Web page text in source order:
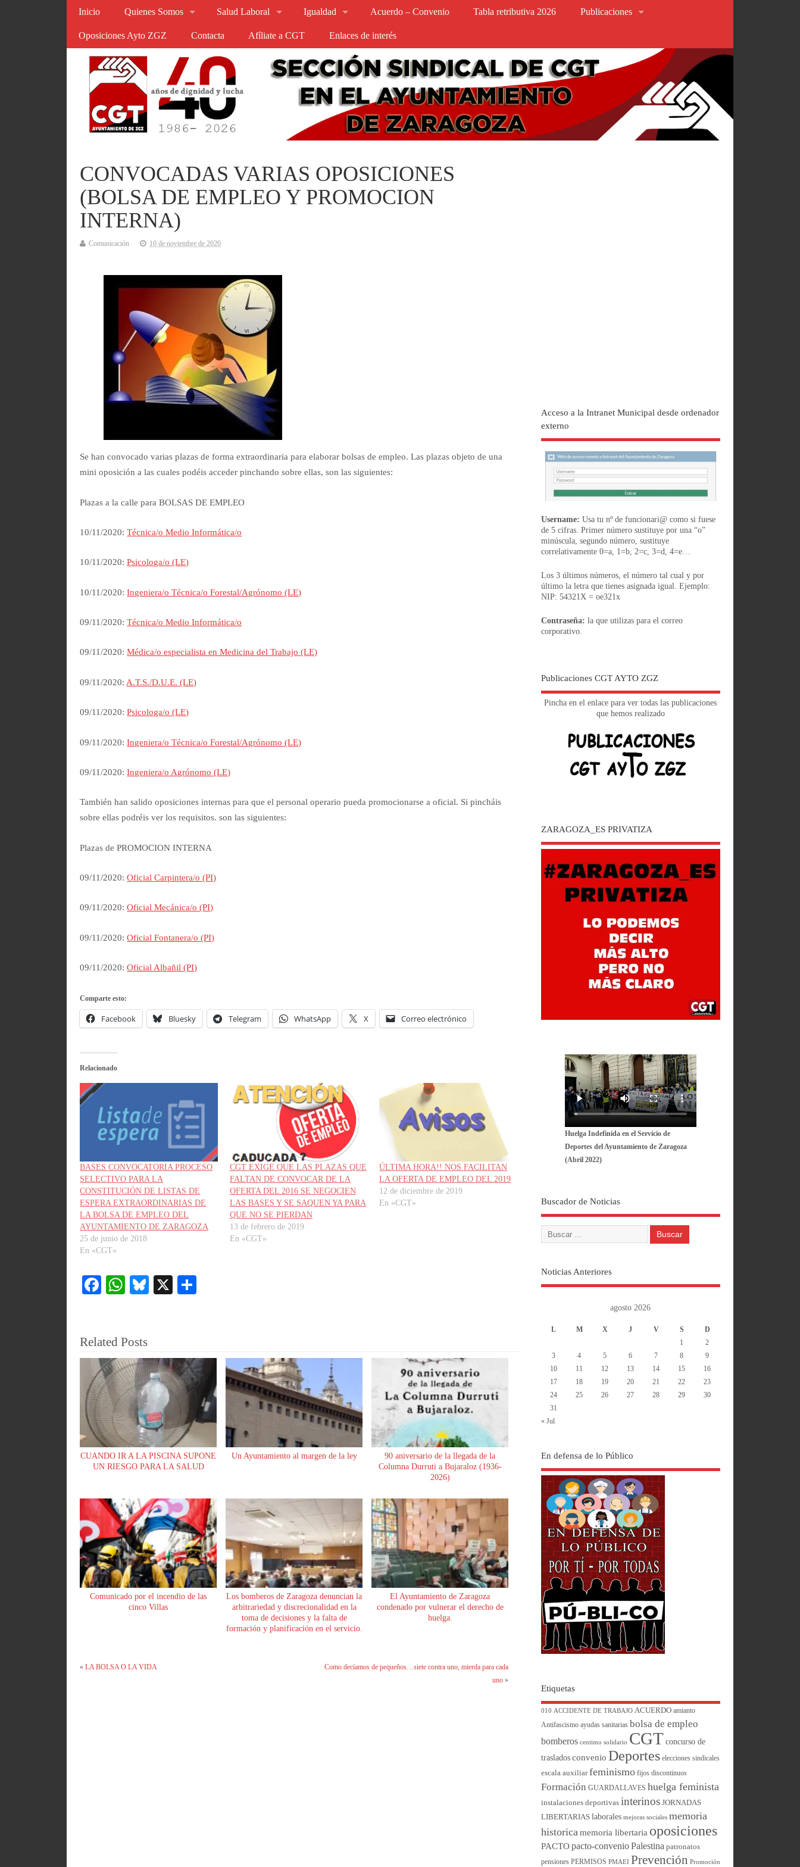
Inicio Quienes Somos Salud Laboral Igualdad Acuerdo – Convenio Tabla retributiva 2026 Publicaciones
Oposiciones Ayto ZGZ Contacta Afíliate a CGT Enlaces de interés
CONVOCADAS VARIAS OPOSICIONES
(BOLSA DE EMPLEO Y PROMOCION
INTERNA)
Comunicación 10 de noviembre de 2020
Se han convocado varias plazas de forma extraordinaria para elaborar bolsas de empleo. Las plazas objeto de una
mini oposición a las cuales podéis acceder pinchando sobre ellas, son las siguientes:
Plazas a la calle para BOLSAS DE EMPLEO
10/11/2020:Técnica/o Medio Informática/o
10/11/2020:Psicologa/o (LE)
10/11/2020:Ingeniera/o Técnica/o Forestal/Agrónomo (LE)
09/11/2020:Técnica/o Medio Informática/o
09/11/2020:Médica/o especialista en Medicina del Trabajo (LE)
09/11/2020: A.T.S./D.U.E. (LE)
09/11/2020:Psicologa/o (LE)
09/11/2020:Ingeniera/o Técnica/o Forestal/Agrónomo (LE)
09/11/2020:Ingeniera/o Agrónomo (LE)
También han salido oposiciones internas para que el personal operario pueda promocionarse a oficial. Si pincháis
sobre ellas podréis ver los requisitos. son las siguientes:
Plazas de PROMOCION INTERNA
09/11/2020:Oficial Carpintera/o (PI)
09/11/2020:Oficial Mecánica/o (PI)
09/11/2020:Oficial Fontanera/o (PI)
09/11/2020:Oficial Albañil (PI)
Comparte esto:
Facebook Bluesky Telegram WhatsApp X Correo electrónico
Relacionado
BASES CONVOCATORIA PROCESO
SELECTIVO PARA LA
CONSTITUCIÓN DE LISTAS DE
ESPERA EXTRAORDINARIAS DE
LA BOLSA DE EMPLEO DEL
AYUNTAMIENTO DE ZARAGOZA
25 de junio de 2018
En «CGT»
CGT EXIGE QUE LAS PLAZAS QUE
FALTAN DE CONVOCAR DE LA
OFERTA DEL 2016 SE NEGOCIEN
LAS BASES Y SE SAQUEN YA PARA
QUE NO SE PIERDAN
13 de febrero de 2019
En «CGT»
ÚLTIMA HORA!! NOS FACILITAN
LA OFERTA DE EMPLEO DEL 2019
12 de diciembre de 2019
En «CGT»
Fa
ok
W
A
pp
Bl
X
rti
r
Related Posts
CUANDO IR A LA PISCINA SUPONE
UN RIESGO PARA LA SALUD
Un Ayuntamiento al margen de la ley
90 aniversario de la llegada de la
Columna Durruti a Bujaraloz (1936-
2026)
Comunicado por el incendio de las
cinco Villas
Los bomberos de Zaragoza denuncian la
arbitrariedad y discrecionalidad en la
toma de decisiones y la falta de
formación y planificación en el servicio.
El Ayuntamiento de Zaragoza
condenado por vulnerar el derecho de
huelga.
«LA BOLSA O LA VIDA
Como decíamos de pequeños…siete contra uno, mierda para cada
uno »
Acceso a la Intranet Municipal desde ordenador
externo
Username: Usa tu nº de funcionari@ como si fuese
de 5 cifras. Primer número sustituye por una “o”
minúscula, segundo número, sustituye
correlativamente 0=a, 1=b, 2=c, 3=d, 4=e…
Los 3 últimos números, el número tal cual y por
último la letra que tienes asignada igual. Ejemplo:
NIP: 54321X = oe321x
Contraseña: la que utilizas para el correo
corporativo.
Publicaciones CGT AYTO ZGZ
Pincha en el enlace para ver todas las publicaciones
que hemos realizado
ZARAGOZA_ES PRIVATIZA
Huelga Indefinida en el Servicio de
Deportes del Ayuntamiento de Zaragoza
(Abril 2022)
Buscador de Noticias
Noticias Anteriores
agosto 2026
L M X J V S
D
1
2
3
4 5 6 7 8
9
10
11 12 13 14 15
16
17
18 19 20 21 22
23
24
25 26 27 28 29
30
31
« Jul
En defensa de lo Público
Etiquetas
010 ACCIDENTE DE TRABAJO ACUERDO amianto
Antifascismo ayudas sanitarias bolsa de empleo
bomberos centimo solidario CGT concurso de
traslados convenio Deportes elecciones sindicales
escala auxiliar feminismo fijos discontinuos
Formación GUARDALLAVES huelga feminista
instalaciones deportivas interinos JORNADAS
LIBERTARIAS laborales mejoras sociales memoria
historica memoria libertaria oposiciones
PACTO pacto-convenio Palestina patronatos
pensiones PERMISOS PMAEI Prevención Promoción